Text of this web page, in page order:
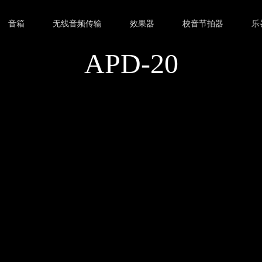
APD-20
音箱 无线音频传输 效果器 校音节拍器 乐